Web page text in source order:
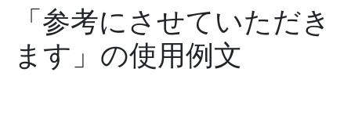
「参考にさせていただき
ます」の使用例文